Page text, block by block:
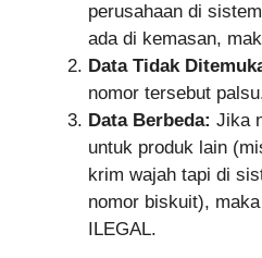
perusahaan di
ada di kemasan,
Data Tidak
nomor tersebut
Data Berbeda: Jika
untuk produk lain
krim wajah tapi di
nomor biskuit),
ILEGAL.